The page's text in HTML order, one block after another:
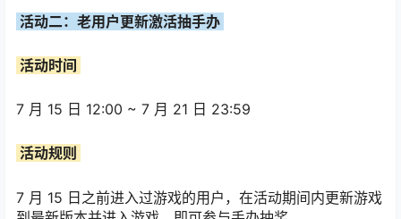
活动二：老用户更新激活抽手办
活动时间
7 月 15 日 12:00 ~ 7 月 21 日 23:59
活动规则
7 月 15 日之前进入过游戏的用户，在活动期间内更新游戏